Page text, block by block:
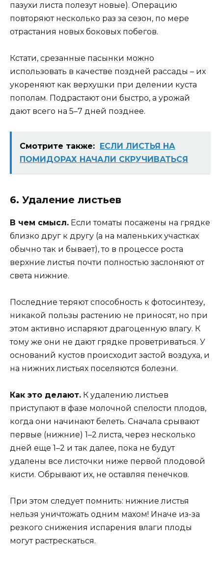
пазухи листа полезут новые). Операцию
повторяют несколько раз за сезон, по мере
отрастания новых боковых побегов.
Кстати, срезанные пасынки можно
использовать в качестве поздней рассады – их
укореняют как верхушки при делении куста
пополам. Подрастают они быстро, а урожай
дают всего на 5–7 дней позднее.
Смотрите также: ЕСЛИ ЛИСТЬЯ НА
ПОМИДОРАХ НАЧАЛИ СКРУЧИВАТЬСЯ
6. Удаление листьев
В чем смысл. Если томаты посажены на грядке
близко друг к другу (а на маленьких участках
обычно так и бывает), то в процессе роста
верхние листья почти полностью заслоняют от
света нижние.
Последние теряют способность к фотосинтезу,
никакой пользы растению не приносят, но при
этом активно испаряют драгоценную влагу. К
тому же они не дают грядке проветриваться. У
оснований кустов происходит застой воздуха, и
на нижних листьях поселяются болезни.
Как это делают. К удалению листьев
приступают в фазе молочной спелости плодов,
когда они начинают белеть. Сначала срывают
первые (нижние) 1–2 листа, через несколько
дней еще 1–2 и так далее, пока не будут
удалены все листочки ниже первой плодовой
кисти. Обрывают их, не оставляя пенечков.
При этом следует помнить: нижние листья
нельзя уничтожать одним махом! Иначе из-за
резкого снижения испарения влаги плоды
могут растрескаться.